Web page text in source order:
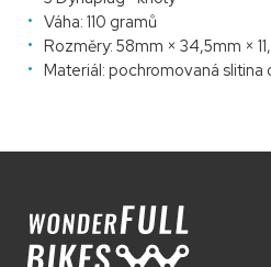
Váha: 110 gramů
Rozměry: 58mm × 34,5mm ×
Materiál: pochromovaná slitina